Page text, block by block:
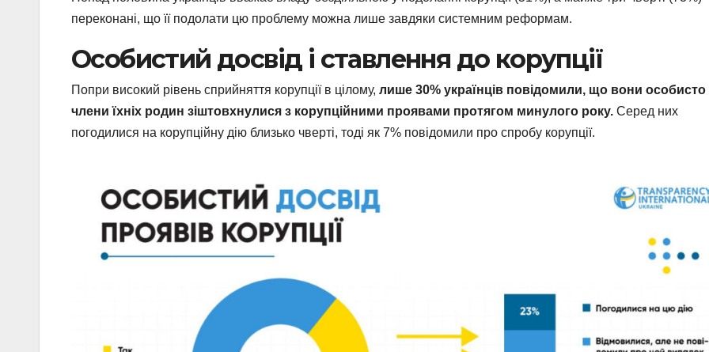
переконані, що її подолати цю проблему можна лише завдяки системним реформам.
Особистий досвід і ставлення до корупції
Попри високий рівень сприйняття корупції в цілому, лише 30% українців повідомили, що вони особисто
члени їхніх родин зіштовхнулися з корупційними проявами протягом минулого року. Серед них
погодилися на корупційну дію близько чверті, тоді як 7% повідомили про спробу корупції.